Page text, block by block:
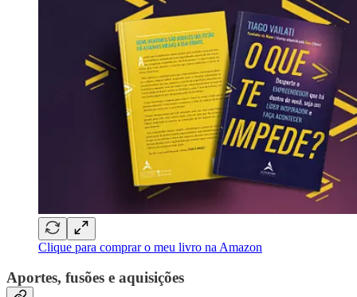
Clique para comprar o meu livro na Amazon
Aportes, fusões e aquisições